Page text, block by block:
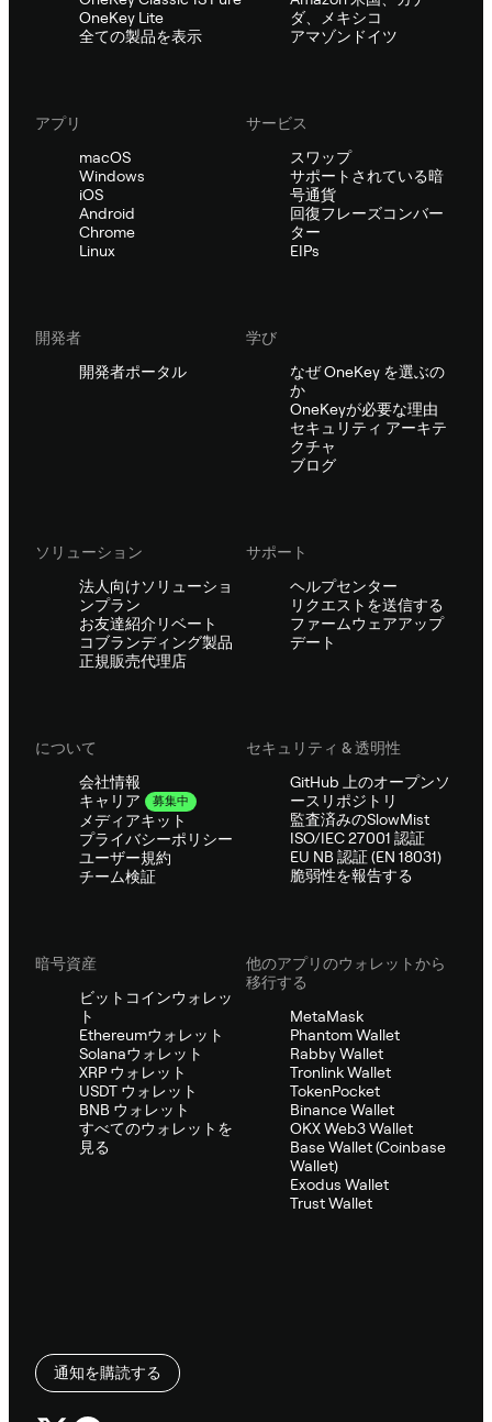
OneKey Lite
全ての製品を表示
ダ、メキシコ
アマゾンドイツ
アプリ
macOS
Windows
iOS
Android
Chrome
Linux
サービス
スワップ
サポートされている暗
号通貨
回復フレーズコンバー
ター
EIPs
開発者
開発者ポータル
学び
なぜ OneKey を選ぶの
か
OneKeyが必要な理由
セキュリティ アーキテ
クチャ
ブログ
ソリューション
法人向けソリューショ
ンプラン
お友達紹介リベート
コブランディング製品
正規販売代理店
サポート
ヘルプセンター
リクエストを送信する
ファームウェアアップ
デート
について
会社情報
キャリア
募集中
メディアキット
プライバシーポリシー
ユーザー規約
チーム検証
セキュリティ & 透明性
GitHub 上のオープンソ
ースリポジトリ
監査済みのSlowMist
ISO/IEC 27001 認証
EU NB 認証 (EN 18031)
脆弱性を報告する
暗号資産
ビットコインウォレッ
ト
Ethereumウォレット
Solanaウォレット
XRP ウォレット
USDT ウォレット
BNB ウォレット
すべてのウォレットを
見る
他のアプリのウォレットから
移行する
MetaMask
Phantom Wallet
Rabby Wallet
Tronlink Wallet
TokenPocket
Binance Wallet
OKX Web3 Wallet
Base Wallet (Coinbase
Wallet)
Exodus Wallet
Trust Wallet
通知を購読する